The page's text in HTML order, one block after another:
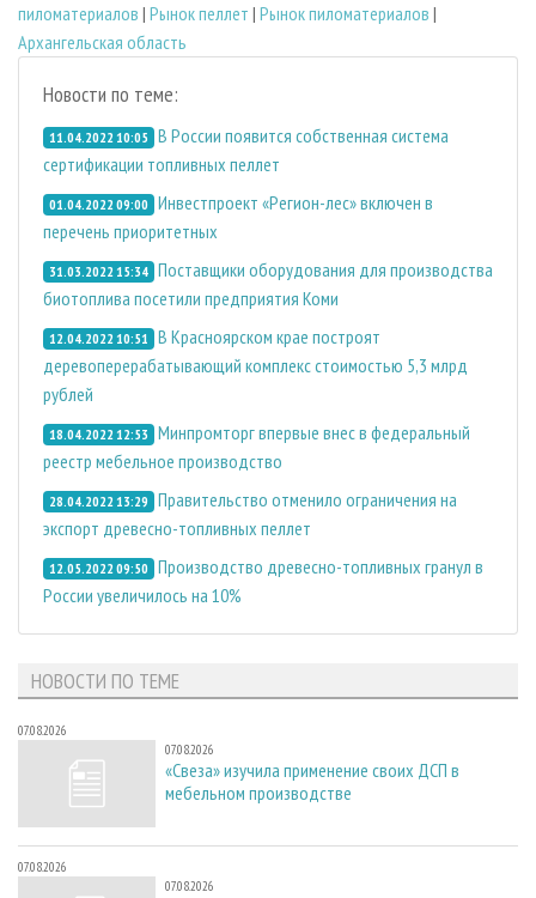
пиломатериалов | Рынок пеллет | Рынок пиломатериалов |
Архангельская область
Новости по теме:
11.04.2022 10:05 В России появится собственная система
сертификации топливных пеллет
01.04.2022 09:00 Инвестпроект «Регион-лес» включен в
перечень приоритетных
31.03.2022 15:34 Поставщики оборудования для производства
биотоплива посетили предприятия Коми
12.04.2022 10:51 В Красноярском крае построят
деревоперерабатывающий комплекс стоимостью 5,3 млрд
рублей
18.04.2022 12:53 Минпромторг впервые внес в федеральный
реестр мебельное производство
28.04.2022 13:29 Правительство отменило ограничения на
экспорт древесно-топливных пеллет
12.05.2022 09:50 Производство древесно-топливных гранул в
России увеличилось на 10%
НОВОСТИ ПО ТЕМЕ
07.08.2026
07.08.2026
«Свеза» изучила применение своих ДСП в
мебельном производстве
07.08.2026
07.08.2026